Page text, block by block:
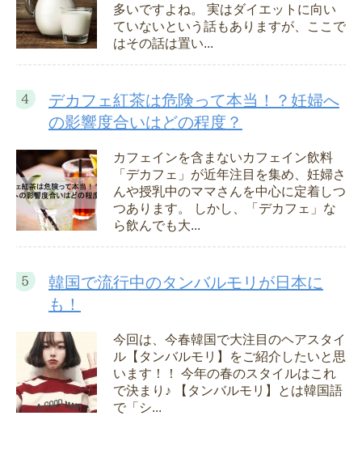
多いですよね。 実はダイエットに向い
ていないという話もありますが、ここで
はその話は置い...
デカフェ紅茶は危険って本当！？妊婦へ
の影響度合いはどの程度？
カフェインを含まないカフェイン飲料
「デカフェ」が近年注目を集め、妊婦さ
んや授乳中のママさんを中心に定着しつ
つあります。 しかし、「デカフェ」な
ら飲んでも大...
韓国で流行中のタンバルモリが日本に
も！
今回は、今春韓国で大注目のヘアスタイ
ル【タンバルモリ】をご紹介したいと思
います！！ 今年の春のスタイルはこれ
で決まり♪ 【タンバルモリ】とは韓国語
で「シ...